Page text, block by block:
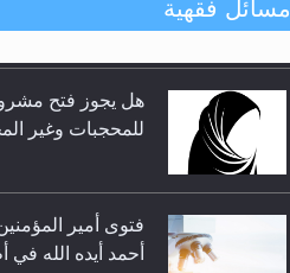
متطلَّبات التّحريك
مسائل فقهية
هل يجوز فتح
للمحجبات وغير
فتوى أمير
أحمد أيده الله في